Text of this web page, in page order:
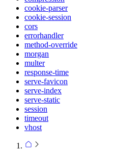
cookie-parser
cookie-session
cors
errorhandler
method-override
morgan
multer
response-time
serve-favicon
serve-index
serve-static
session
timeout
vhost